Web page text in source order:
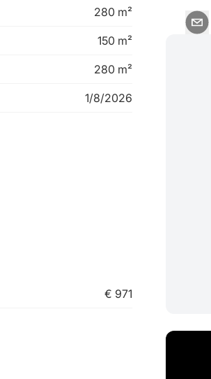
280 m²
150 m²
280 m²
1/8/2026
€ 971